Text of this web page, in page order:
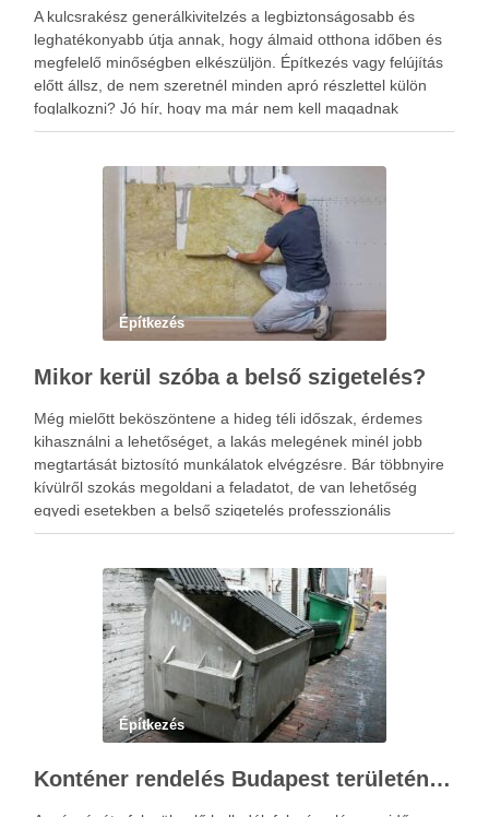
A kulcsrakész generálkivitelzés a legbiztonságosabb és
leghatékonyabb útja annak, hogy álmaid otthona időben és
megfelelő minőségben elkészüljön. Építkezés vagy felújítás
előtt állsz, de nem szeretnél minden apró részlettel külön
foglalkozni? Jó hír, hogy ma már nem kell magadnak
intézned mindent, a kőművestől kezdve, a villanyszerelőn át
Építkezés
Mikor kerül szóba a belső szigetelés?
Még mielőtt beköszöntene a hideg téli időszak, érdemes
kihasználni a lehetőséget, a lakás melegének minél jobb
megtartását biztosító munkálatok elvégzésre. Bár többnyire
kívülről szokás megoldani a feladatot, de van lehetőség
egyedi esetekben a belső szigetelés professzionális
kivitelezésére. Mikor kerülhet ez szóba? Többnyire olyankor,
Építkezés
Konténer rendelés Budapest területén és környékén